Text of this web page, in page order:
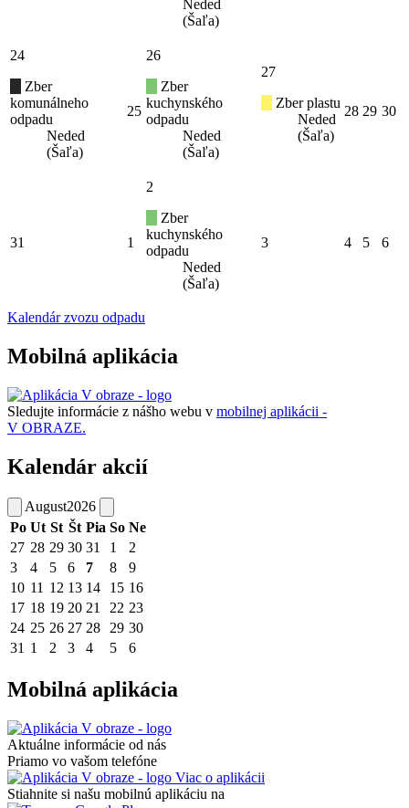
Neded
(Šaľa)
24
Zber
komunálneho
odpadu
Neded
(Šaľa)
25
26
Zber
kuchynského
odpadu
Neded
(Šaľa)
27
Zber plastu
Neded
(Šaľa)
28 29 30
31 1
2
Zber
kuchynského
odpadu
Neded
(Šaľa)
3 4 5 6
Kalendár zvozu odpadu
Mobilná aplikácia
Sledujte informácie z nášho webu v mobilnej aplikácii -
V OBRAZE.
Kalendár akcií
August2026
Po Ut St Št Pia So Ne
27 28 29 30 31 1
2
3
4 5 6 7 8
9
10 11 12 13 14 15 16
17 18 19 20 21 22 23
24 25 26 27 28 29 30
31 1 2 3 4 5 6
Mobilná aplikácia
Aktuálne informácie od nás
Priamo vo vašom telefóne
Viac o aplikácii
Stiahnite si našu mobilnú aplikáciu na